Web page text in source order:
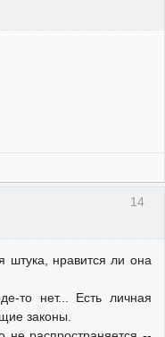
14
штука, нравится ли она
то нет... Есть личная
законы.